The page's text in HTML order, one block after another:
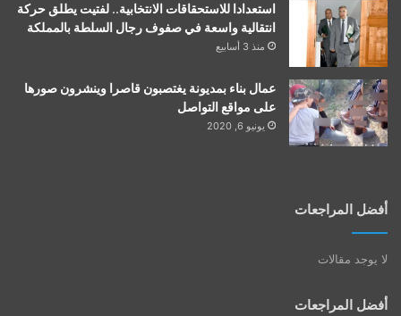
استعدادا للاستحقاقات الانتخابية.. لفتيت يطلق حركة
انتقالية واسعة في صفوف رجال السلطة بالمملكة
منذ 3 أسابيع
عمال بناء بمديونة يغتصبون قاصرا وينشرون صورها
على مواقع التواصل
يونيو 6, 2020
أفضل المراجعات
لا يوجد مقالات
أفضل المراجعات